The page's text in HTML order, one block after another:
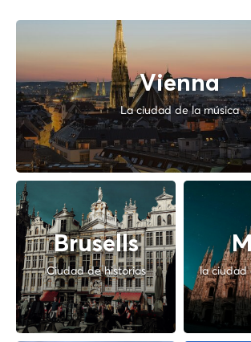
Vienna
La ciudad de la música
Brusells
Ciudad de historias la ciudad